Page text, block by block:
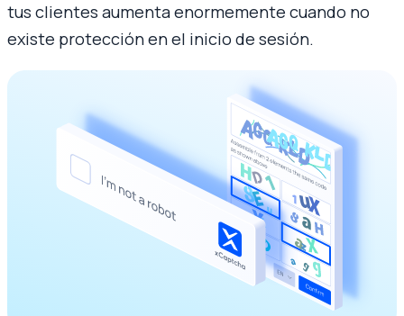
tus clientes aumenta enormemente cuando no
existe protección en el inicio de sesión.